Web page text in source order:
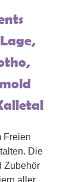
Freien
Die
Zubehör